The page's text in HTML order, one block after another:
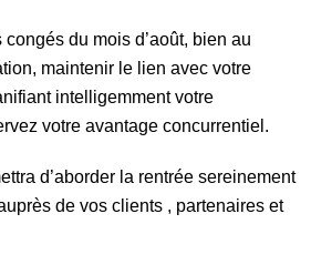
du mois d’août, bien au
maintenir le lien avec votre
intelligemment votre
votre avantage concurrentiel.
d’aborder la rentrée sereinement
de vos clients , partenaires et